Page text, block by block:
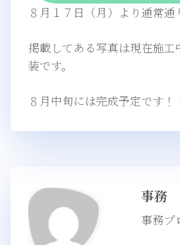
８月１７日（月）より通常通
掲載してある写真は現在施
装です。
８月中旬には完成予定です！！
事務
事務プ